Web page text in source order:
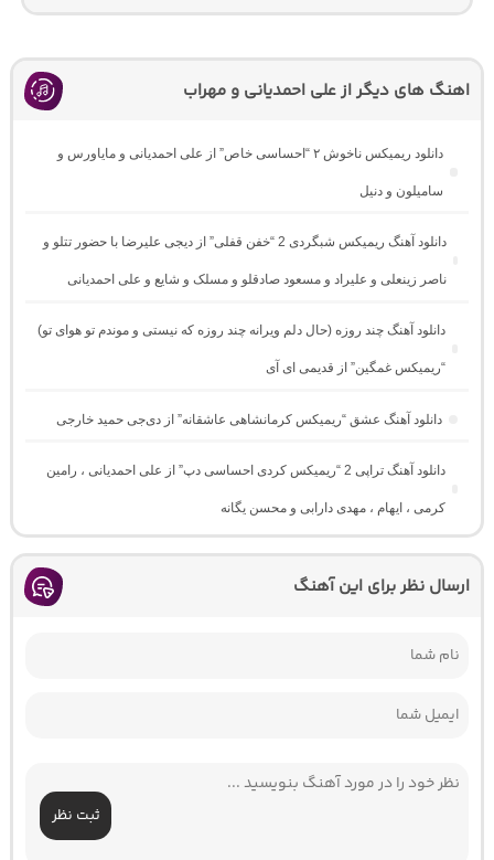
اهنگ های دیگر از علی احمدیانی و مهراب
دانلود ریمیکس ناخوش ۲ “احساسی خاص” از علی احمدیانی و مایاورس و
سامیلون و دنیل
دانلود آهنگ ریمیکس شبگردی 2 “خفن قفلی” از دیجی علیرضا با حضور تتلو و
ناصر زینعلی و علیراد و مسعود صادقلو و مسلک و شایع و علی احمدیانی
دانلود آهنگ چند روزه (حال دلم ویرانه چند روزه که نیستی و موندم تو هوای تو)
“ریمیکس غمگین” از قدیمی ای آی
دانلود آهنگ عشق “ریمیکس کرمانشاهی عاشقانه” از دی‌جی حمید خارجی
دانلود آهنگ تراپی 2 “ریمیکس کردی احساسی دپ” از علی احمدیانی ، رامین
کرمی ، ایهام ، مهدی دارابی و محسن یگانه
ارسال نظر برای این آهنگ
ثبت نظر